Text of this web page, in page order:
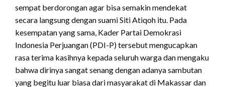
sempat berdorongan agar bisa semakin mendekat
secara langsung dengan suami Siti Atiqoh itu. Pada
kesempatan yang sama, Kader Partai Demokrasi
Indonesia Perjuangan (PDI-P) tersebut mengucapkan
rasa terima kasihnya kepada seluruh warga dan mengaku
bahwa dirinya sangat senang dengan adanya sambutan
yang begitu luar biasa dari masyarakat di Makassar dan